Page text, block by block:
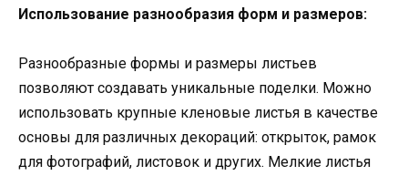
Использование разнообразия форм и размеров:
Разнообразные формы и размеры листьев
позволяют создавать уникальные поделки. Можно
использовать крупные кленовые листья в качестве
основы для различных декораций: открыток, рамок
для фотографий, листовок и других. Мелкие листья